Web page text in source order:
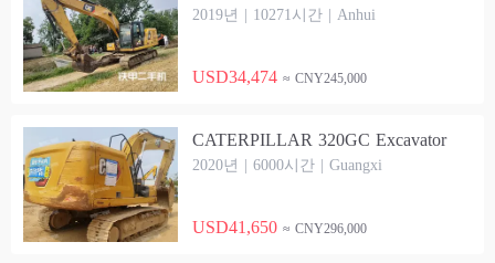
2019년 | 10271시간 | Anhui
USD34,474 ≈ CNY245,000
CATERPILLAR 320GC Excavator
2020년 | 6000시간 | Guangxi
USD41,650 ≈ CNY296,000